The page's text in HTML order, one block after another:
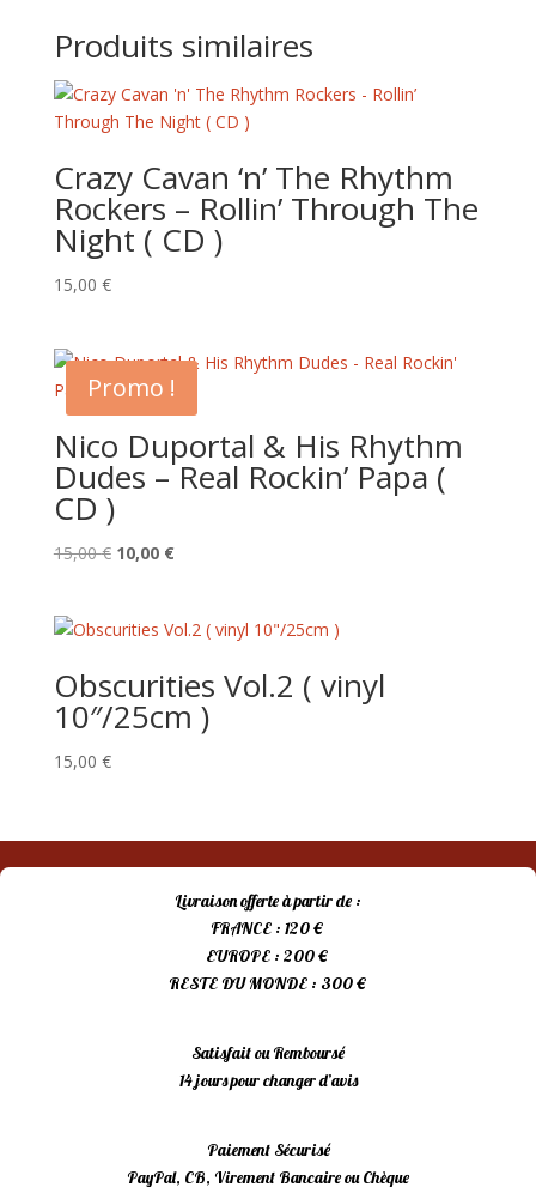
Produits similaires
Crazy Cavan ‘n’ The Rhythm
Rockers – Rollin’ Through The
Night ( CD )
15,00 €
Promo !
Nico Duportal & His Rhythm
Dudes – Real Rockin’ Papa (
CD )
15,00€ Le
était :
10,00 €Le
est :
Obscurities Vol.2 ( vinyl
10″/25cm )
15,00 €
Livraison offerte à partir de :
FRANCE : 120 €
EUROPE : 200 €
RESTE DU MONDE : 300 €
Satisfait ou Remboursé
14 jours pour changer d’avis
Paiement Sécurisé
PayPal, CB, Virement Bancaire ou Chèque